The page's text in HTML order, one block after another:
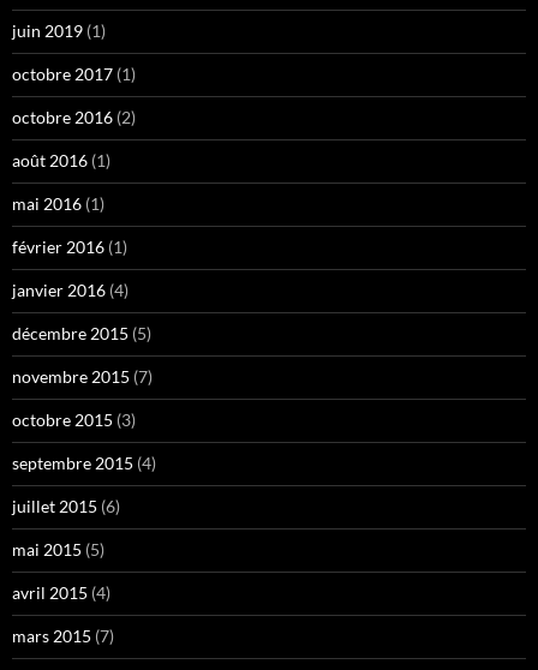
juin 2019 (1)
octobre 2017 (1)
octobre 2016 (2)
août 2016 (1)
mai 2016 (1)
février 2016 (1)
janvier 2016 (4)
décembre 2015 (5)
novembre 2015 (7)
octobre 2015 (3)
septembre 2015 (4)
juillet 2015 (6)
mai 2015 (5)
avril 2015 (4)
mars 2015 (7)